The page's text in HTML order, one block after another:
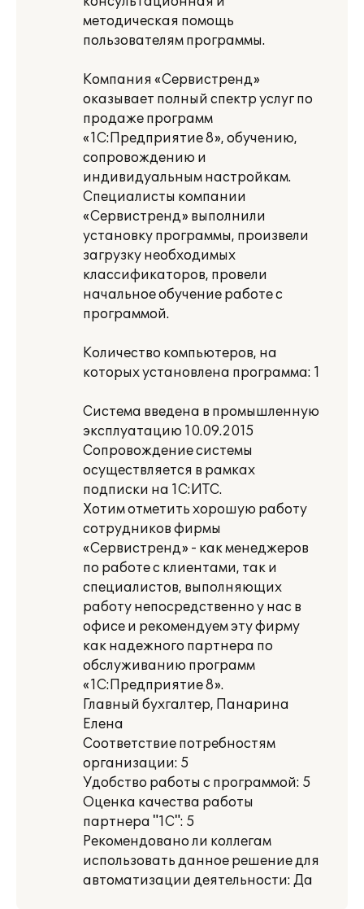
методическая помощь
пользователям программы.
Компания «Сервистренд»
оказывает полный спектр услуг по
продаже программ
«1С:Предприятие 8», обучению,
сопровождению и
индивидуальным настройкам.
Специалисты компании
«Сервистренд» выполнили
установку программы, произвели
загрузку необходимых
классификаторов, провели
начальное обучение работе с
программой.
Количество компьютеров, на
которых установлена программа: 1
Система введена в промышленную
эксплуатацию 10.09.2015
Сопровождение системы
осуществляется в рамках
подписки на 1С:ИТС.
Хотим отметить хорошую работу
сотрудников фирмы
«Сервистренд» - как менеджеров
по работе с клиентами, так и
специалистов, выполняющих
работу непосредственно у нас в
офисе и рекомендуем эту фирму
как надежного партнера по
обслуживанию программ
«1С:Предприятие 8».
Главный бухгалтер, Панарина
Елена
Соответствие потребностям
организации: 5
Удобство работы с программой: 5
Оценка качества работы
партнера "1С": 5
Рекомендовано ли коллегам
использовать данное решение для
автоматизации деятельности: Да